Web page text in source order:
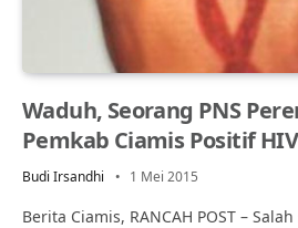
Waduh, Seorang PNS
Pemkab Ciamis Positif HIV
Budi Irsandhi 1 Mei 2015
Berita Ciamis, RANCAH POST –